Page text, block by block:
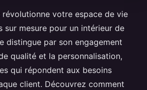
révolutionne votre espace de vie
sur mesure pour un intérieur de
distingue par son engagement
qualité et la personnalisation,
qui répondent aux besoins
client. Découvrez comment